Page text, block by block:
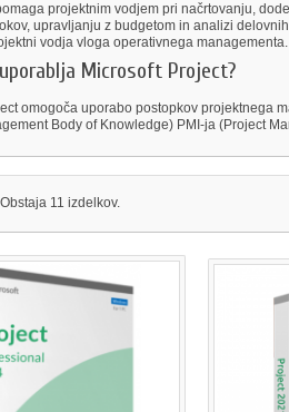
projektnim vodjem pri načrtovanju,
upravljanju z budgetom in analizi
vodja vloga operativnega managementa.
Microsoft Project?
omogoča uporabo postopkov projektnega
Body of Knowledge) PMI-ja (Project
Obstaja 11 izdelkov.